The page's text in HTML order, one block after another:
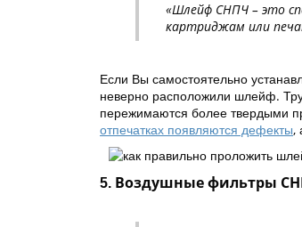
«Шлейф СНПЧ – это
картриджам или
Если Вы самостоятельно
неверно расположили шлейф.
пережимаются более твердыми
отпечатках появляются дефекты,
5. Воздушные фильтры